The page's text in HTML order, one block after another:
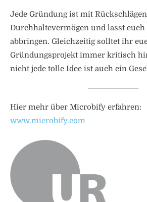
Jede Gründung ist mit
Durchhaltevermögen und lasst
abbringen. Gleichzeitig solltet ihr
Gründungsprojekt immer kritisch
nicht jede tolle Idee ist auch ein
Hier mehr über Microbify erfahren:
www.microbify.com